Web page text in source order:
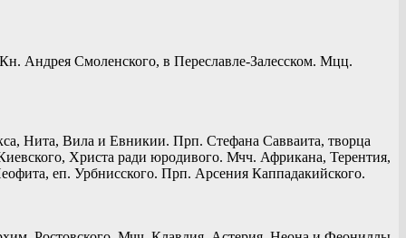
Андрея Смоленского, в Переславле-Залесском. Мцц.
Нита, Вила и Евникии. Прп. Стефана Савваита, творца
Христа ради юродивого. Мчч. Африкана, Терентия,
еп. Урбнисского. Прп. Арсения Каппадакийского.